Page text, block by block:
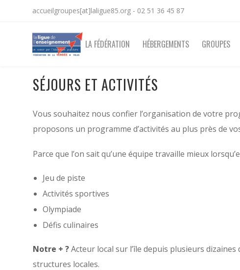
accueilgroupes[at]laligue85.org - 02 51 36 45 87
LA FÉDÉRATION HÉBERGEMENTS GROUPES
SÉJOURS ET ACTIVITÉS
Vous souhaitez nous confier l’organisation de votre
proposons un programme d’activités au plus près de
Parce que l’on sait qu’une équipe travaille mieux
Jeu de piste
Activités sportives
Olympiade
Défis culinaires
Notre + ?Acteur local sur l’île depuis plusieurs
structures locales.